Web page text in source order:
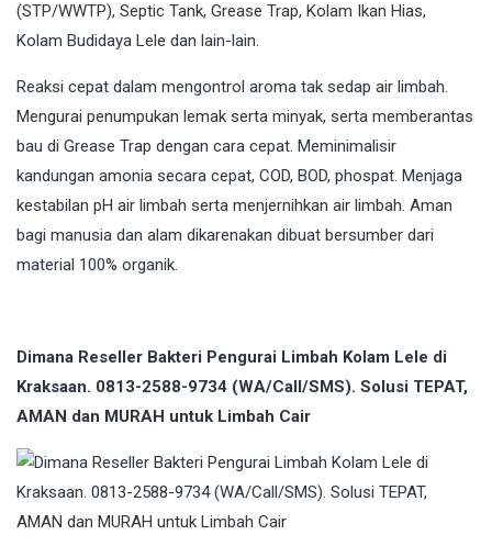
(STP/WWTP), Septic Tank, Grease Trap, Kolam Ikan Hias,
Kolam Budidaya Lele dan lain-lain.
Reaksi cepat dalam mengontrol aroma tak sedap air limbah.
Mengurai penumpukan lemak serta minyak, serta memberantas
bau di Grease Trap dengan cara cepat. Meminimalisir
kandungan amonia secara cepat, COD, BOD, phospat. Menjaga
kestabilan pH air limbah serta menjernihkan air limbah. Aman
bagi manusia dan alam dikarenakan dibuat bersumber dari
material 100% organik.
Dimana Reseller Bakteri Pengurai Limbah Kolam Lele di
Kraksaan. 0813-2588-9734 (WA/Call/SMS). Solusi TEPAT,
AMAN dan MURAH untuk Limbah Cair